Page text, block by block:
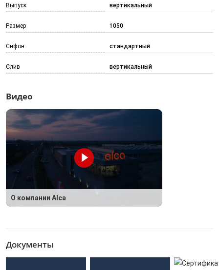
Выпуск вертикальный
Размер 1050
Сифон стандартный
Слив вертикальный
Видео
О компании Alca
Документы